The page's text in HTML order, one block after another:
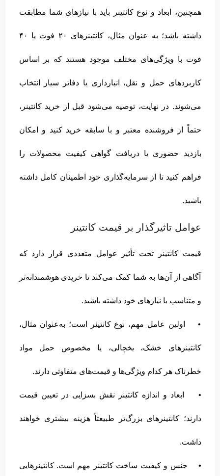
همچنین، ابعاد و نوع کانتینر باید با نیازهای شما مطابقت
داشته باشد؛ به عنوان مثال، کانتینرهای ۲۰ فوت یا ۴۰
فوت با ویژگی‌های مختلف موجود هستند که بر اساس
کاربردهای حمل و نقل، انبارداری یا دفاتر سیار انتخاب
می‌شوند. در نهایت، توصیه می‌شود قبل از خرید کانتینر،
حتماً از فروشنده معتبر و با سابقه خرید کنید و امکان
بازدید حضوری یا دریافت گواهی کیفیت محصولات را
فراهم کنید تا از سرمایه‌گذاری خود اطمینان کامل داشته
باشید.
عوامل تاثیرگذار بر قیمت کانتینر
قیمت کانتینر تحت تأثیر عوامل متعددی قرار دارد که
آگاهی از آن‌ها به شما کمک می‌کند تا خریدی هوشمندانه‌تر
و متناسب با نیازهای خود داشته باشید.
• اولین عامل مهم، نوع کانتینر است؛ به‌عنوان مثال،
کانتینرهای خشک، یخچالی، یا مخصوص حمل مواد
خطرناک هر کدام ویژگی‌ها و قیمت‌های متفاوتی دارند.
• ابعاد و اندازه کانتینر نقش بسزایی در تعیین قیمت
دارند؛ کانتینرهای بزرگ‌تر طبیعتاً هزینه بیشتری خواهند
داشت.
• جنس و کیفیت ساخت کانتینر مهم است. کانتینرهایی